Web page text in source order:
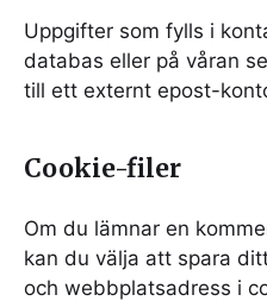
Uppgifter som fylls i
databas eller på våran
till ett externt epost-
Cookie-filer
Om du lämnar en
kan du välja att spara
och webbplatsadress i